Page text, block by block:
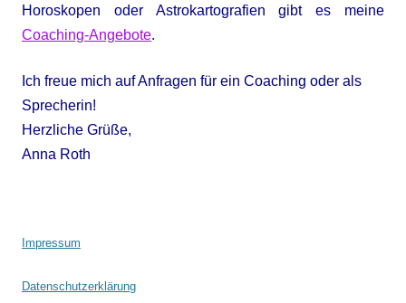
Horoskopen oder Astrokartografien gibt es meine
Coaching-Angebote.
Ich freue mich auf Anfragen für ein Coaching oder als
Sprecherin!
Herzliche Grüße,
Anna Roth
Impressum
Datenschutzerklärung